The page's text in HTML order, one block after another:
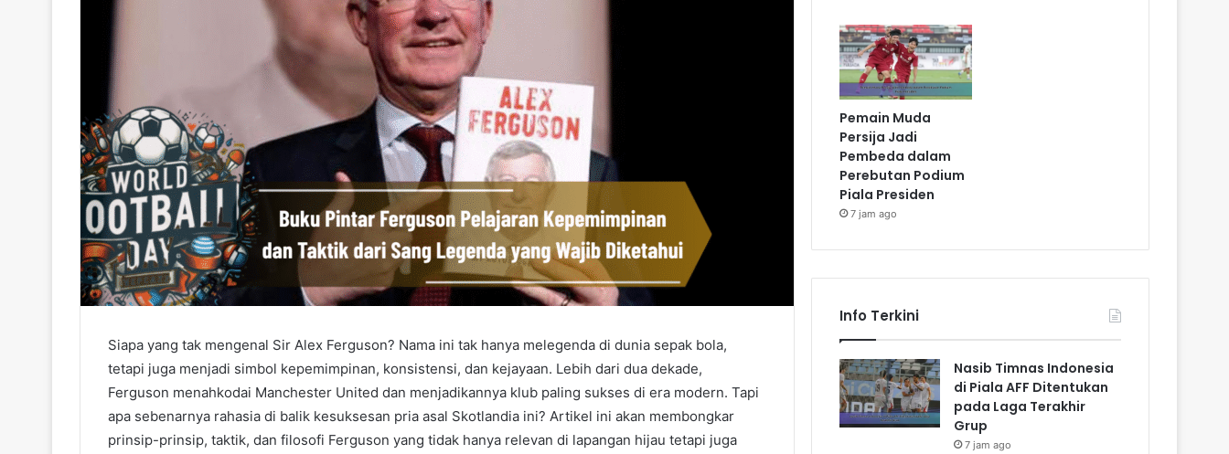
Siapa yang tak mengenal Sir Alex Ferguson? Nama ini tak hanya melegenda di dunia sepak bola,
tetapi juga menjadi simbol kepemimpinan, konsistensi, dan kejayaan. Lebih dari dua dekade,
Ferguson menahkodai Manchester United dan menjadikannya klub paling sukses di era modern. Tapi
apa sebenarnya rahasia di balik kesuksesan pria asal Skotlandia ini? Artikel ini akan membongkar
prinsip-prinsip, taktik, dan filosofi Ferguson yang tidak hanya relevan di lapangan hijau tetapi juga
Pemain Muda
Persija Jadi
Pembeda dalam
Perebutan Podium
Piala Presiden
7 jam ago
Info Terkini
Nasib Timnas Indonesia
di Piala AFF Ditentukan
pada Laga Terakhir
Grup
7 jam ago